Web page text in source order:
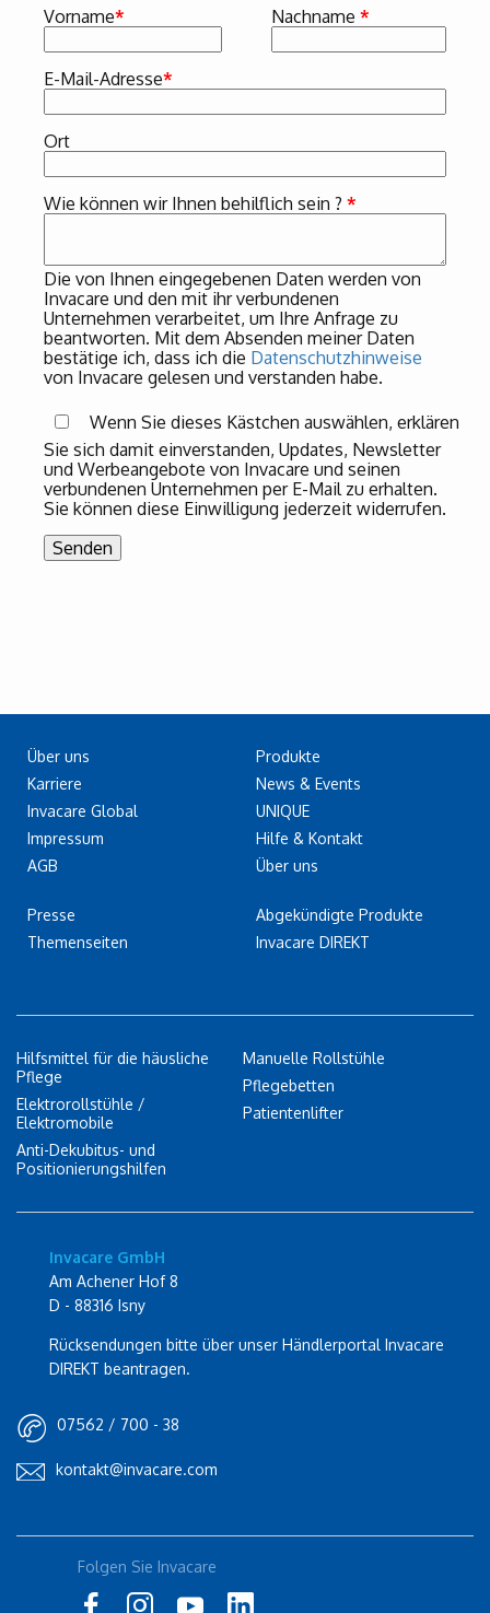
Vorname* Nachname*
E-Mail-Adresse*
Ort
Wie können wir Ihnen behilflich sein ? *
Die von Ihnen eingegebenen Daten werden von
Invacare und den mit ihr verbundenen
Unternehmen verarbeitet, um Ihre Anfrage zu
beantworten. Mit dem Absenden meiner Daten
bestätige ich, dass ich die Datenschutzhinweise
von Invacare gelesen und verstanden habe.
Wenn Sie dieses Kästchen auswählen, erklären
Sie sich damit einverstanden, Updates, Newsletter
und Werbeangebote von Invacare und seinen
verbundenen Unternehmen per E-Mail zu erhalten.
Sie können diese Einwilligung jederzeit widerrufen.
Über uns
Karriere
Invacare Global
Impressum
AGB
Presse
Themenseiten
Produkte
News & Events
UNIQUE
Hilfe & Kontakt
Über uns
Abgekündigte Produkte
Invacare DIREKT
Hilfsmittel für die häusliche
Pflege
Elektrorollstühle /
Elektromobile
Anti-Dekubitus- und
Positionierungshilfen
Manuelle Rollstühle
Pflegebetten
Patientenlifter
Invacare GmbH
Am Achener Hof 8
D - 88316 Isny
Rücksendungen bitte über unser Händlerportal Invacare
DIREKT beantragen.
07562 / 700 - 38
kontakt@invacare.com
Folgen Sie Invacare